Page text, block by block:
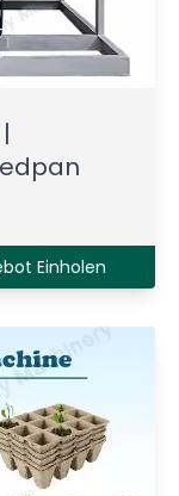
Einholen